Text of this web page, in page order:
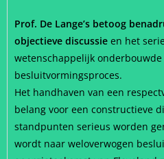
Prof. De Lange’s betoog
objectieve discussie en het
wetenschappelijk
besluitvormingsproces.
Het handhaven van een
belang voor een constructieve
standpunten serieus worden
wordt naar weloverwogen